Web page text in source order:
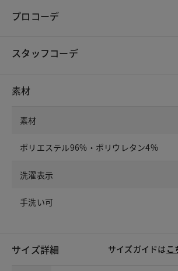
プロコーデ
スタッフコーデ
素材
素材
ポリエステル96%・ポリウレタン4%
洗濯表示
手洗い可
サイズ詳細 サイズガイドは こ